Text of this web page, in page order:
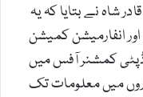
شاہ نے بتایا کہ یہ
انفارمیشن کمیشن
ڈپٹی کمشنر آفس میں
میں معلومات تک